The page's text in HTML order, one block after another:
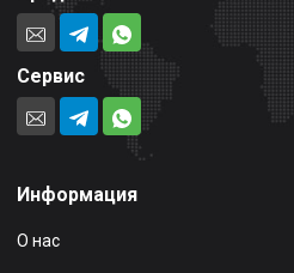
Сервис
Информация
О нас